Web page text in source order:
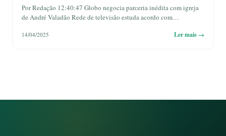
Por Redação 12:40:47 Globo negocia parceria inédita com igreja
de André Valadão Rede de televisão estuda acordo com…
14/04/2025 Ler mais →